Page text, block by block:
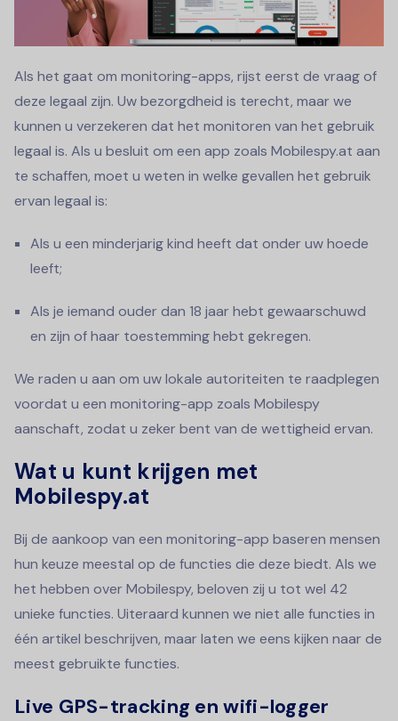
Als het gaat om monitoring-apps, rijst eerst de vraag of
deze legaal zijn. Uw bezorgdheid is terecht, maar we
kunnen u verzekeren dat het monitoren van het gebruik
legaal is. Als u besluit om een app zoals Mobilespy.at aan
te schaffen, moet u weten in welke gevallen het gebruik
ervan legaal is:
Als u een minderjarig kind heeft dat onder uw hoede
leeft;
Als je iemand ouder dan 18 jaar hebt gewaarschuwd
en zijn of haar toestemming hebt gekregen.
We raden u aan om uw lokale autoriteiten te raadplegen
voordat u een monitoring-app zoals Mobilespy
aanschaft, zodat u zeker bent van de wettigheid ervan.
Wat u kunt krijgen met
Mobilespy.at
Bij de aankoop van een monitoring-app baseren mensen
hun keuze meestal op de functies die deze biedt. Als we
het hebben over Mobilespy, beloven zij u tot wel 42
unieke functies. Uiteraard kunnen we niet alle functies in
één artikel beschrijven, maar laten we eens kijken naar de
meest gebruikte functies.
Live GPS-tracking en wifi-logger